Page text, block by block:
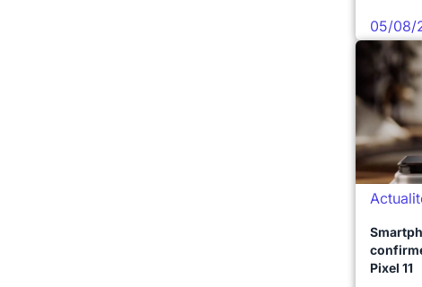
05/08/
Pixel 11